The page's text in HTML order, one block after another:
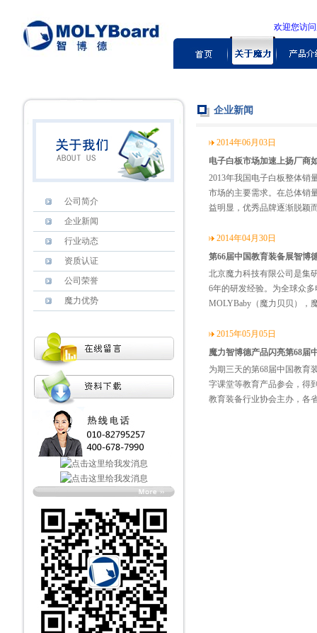
欢迎您
公司简介
企业新闻
行业动态
资质认证
公司荣誉
魔力优势
企业新闻
2014年06月03日
电子白板市场加速上扬厂商
2013年我国电子白板整体销
市场的主要需求。在总体销
益明显，优秀品牌逐渐脱颖
2014年04月30日
第66届中国教育装备展智
北京魔力科技有限公司是集
6年的研发经验。为全球众
MOLYBaby（魔力贝贝），
2015年05月05日
魔力智博德产品闪亮第68届
为期三天的第68届中国教育
字课堂等教育产品参会，得
教育装备行业协会主办，各